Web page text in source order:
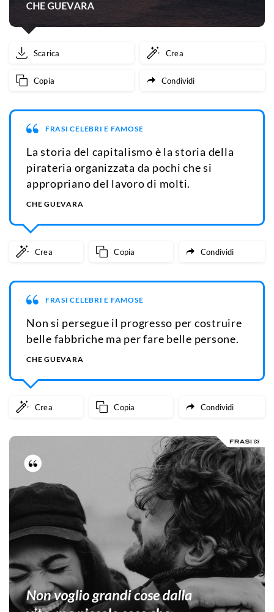
Scarica Crea
Copia Condividi
FRASI CELEBRI E FAMOSE
La storia del capitalismo è la storia della
pirateria organizzata da pochi che si
appropriano del lavoro di molti.
CHE GUEVARA
Crea Copia Condividi
FRASI CELEBRI E FAMOSE
Non si persegue il progresso per costruire
belle fabbriche ma per fare belle persone.
CHE GUEVARA
Crea Copia Condividi